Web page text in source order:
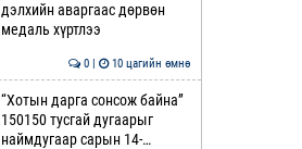
дэлхийн аваргаас дөрвөн
медаль хүртлээ
0 | 10 цагийн өмнө
“Хотын дарга сонсож байна”
150150 тусгай дугаарыг
наймдугаар сарын 14-…